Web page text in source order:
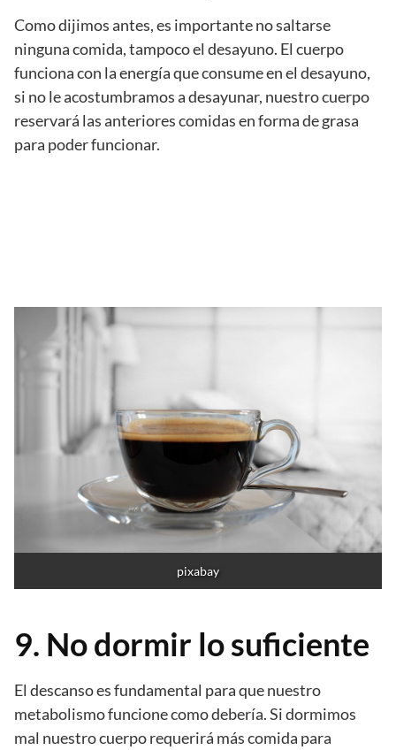
Como dijimos antes, es importante no saltarse
ninguna comida, tampoco el desayuno. El cuerpo
funciona con la energía que consume en el desayuno,
si no le acostumbramos a desayunar, nuestro cuerpo
reservará las anteriores comidas en forma de grasa
para poder funcionar.
pixabay
9. No dormir lo suficiente
El descanso es fundamental para que nuestro
metabolismo funcione como debería. Si dormimos
mal nuestro cuerpo requerirá más comida para